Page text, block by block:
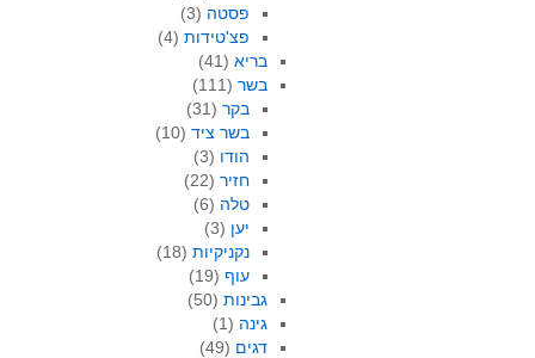
פסטה (3)
פצ'טידות (4)
בריא(41)
בשר(111)
בקר (31)
בשר ציד (10)
הודו (3)
חזיר (22)
טלה (6)
יען (3)
נקניקיות (18)
עוף (19)
גבינות(50)
גינה (1)
דגים (49)